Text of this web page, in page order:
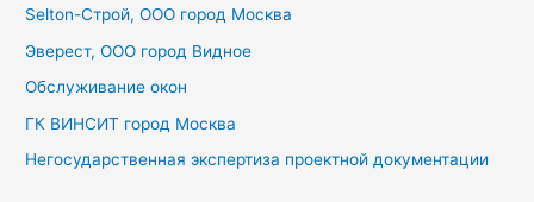
:Selton-Строй, OOO город Москва
Эверест, ООО город Видное
Обслуживание окон
ГК ВИНСИТ город Москва
Негосударственная экспертиза проектной документации